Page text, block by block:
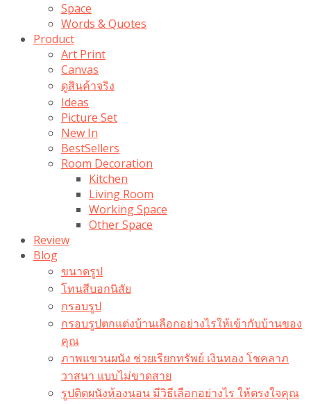
Space
Words & Quotes
Product
Art Print
Canvas
ดูสินค้าจริง
Ideas
Picture Set
New In
BestSellers
Room Decoration
Kitchen
Living Room
Working Space
Other Space
Review
Blog
ขนาดรูป
โทนสีบอกนิสัย
กรอบรูป
กรอบรูปตกแต่งบ้านเลือกอย่างไรให้เข้ากับบ้านของ
คุณ
ภาพแขวนผนัง ช่วยเรียกทรัพย์ เงินทอง โชคลาภ
วาสนา แบบไม่ขาดสาย
รูปติดผนังห้องนอน มีวิธีเลือกอย่างไร ให้ตรงใจคุณ